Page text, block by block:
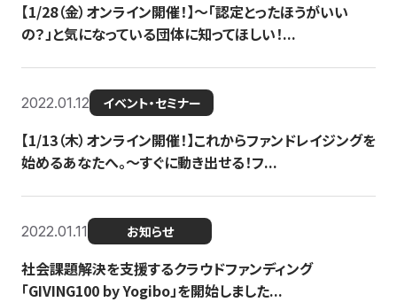
【1/28（金）オンライン開催！】〜「認定とったほうがいい
の？」と気になっている団体に知ってほしい！...
2022.01.12 イベント・セミナー
【1/13（木）オンライン開催！】これからファンドレイジングを
始めるあなたへ。〜すぐに動き出せる！フ...
2022.01.11 お知らせ
社会課題解決を支援するクラウドファンディング
「GIVING100 by Yogibo」を開始しました...